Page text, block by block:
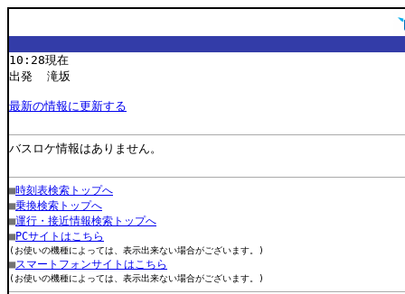
10:28現在
出発 滝坂
最新の情報に更新する
バスロケ情報はありません。
■時刻表検索トップへ
■乗換検索トップへ
■運行・接近情報検索トップへ
■PCサイトはこちら
(お使いの機種によっては、表示出来ない場合がございます。)
■スマートフォンサイトはこちら
(お使いの機種によっては、表示出来ない場合がございます。)